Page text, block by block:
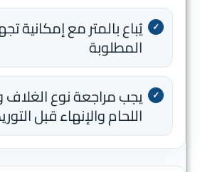
يُباع بالمتر مع إمكانية
المطلوبة
يجب مراجعة نوع
اللحام والإنهاء قبل